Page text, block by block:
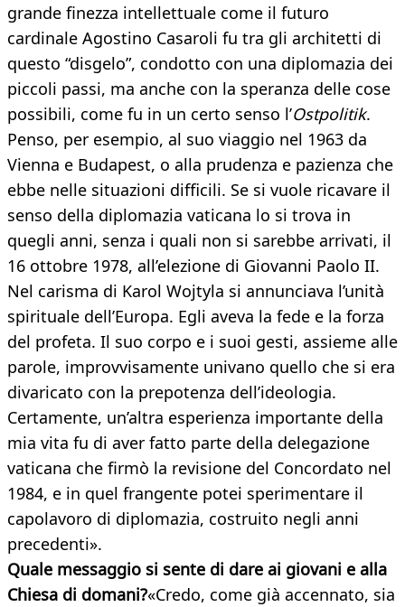
grande finezza intellettuale come il futuro
cardinale Agostino Casaroli fu tra gli architetti di
questo “disgelo”, condotto con una diplomazia dei
piccoli passi, ma anche con la speranza delle cose
possibili, come fu in un certo senso l’Ostpolitik.
Penso, per esempio, al suo viaggio nel 1963 da
Vienna e Budapest, o alla prudenza e pazienza che
ebbe nelle situazioni difficili. Se si vuole ricavare il
senso della diplomazia vaticana lo si trova in
quegli anni, senza i quali non si sarebbe arrivati, il
16 ottobre 1978, all’elezione di Giovanni Paolo II.
Nel carisma di Karol Wojtyla si annunciava l’unità
spirituale dell’Europa. Egli aveva la fede e la forza
del profeta. Il suo corpo e i suoi gesti, assieme alle
parole, improvvisamente univano quello che si era
divaricato con la prepotenza dell’ideologia.
Certamente, un’altra esperienza importante della
mia vita fu di aver fatto parte della delegazione
vaticana che firmò la revisione del Concordato nel
1984, e in quel frangente potei sperimentare il
capolavoro di diplomazia, costruito negli anni
precedenti».
Quale messaggio si sente di dare ai giovani e alla
Chiesa di domani?«Credo, come già accennato, sia